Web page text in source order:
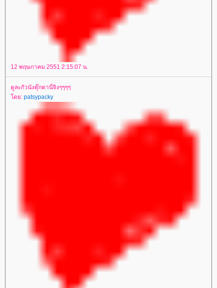
12 พฤษภาคม 2551 2:15:07 น.
ตูละกัวนังตุ๊กตานี่จิงๆๆๆๆ
โดย: patsypacky